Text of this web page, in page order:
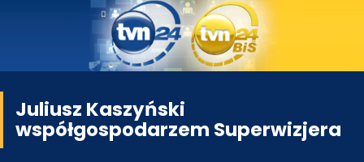
Juliusz Kaszyński
współgospodarzem Superwizjera